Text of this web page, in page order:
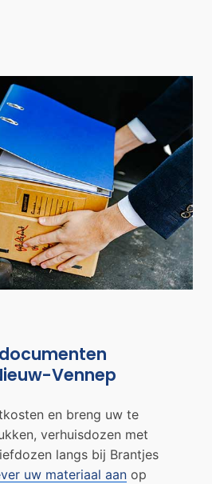
Vennep
en breng uw te
verhuisdozen met
langs bij Brantjes
uw materiaal aan op